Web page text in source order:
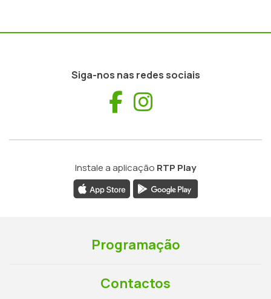
Siga-nos nas redes sociais
Facebook
Instale a aplicação RTP Play
Programação
Contactos